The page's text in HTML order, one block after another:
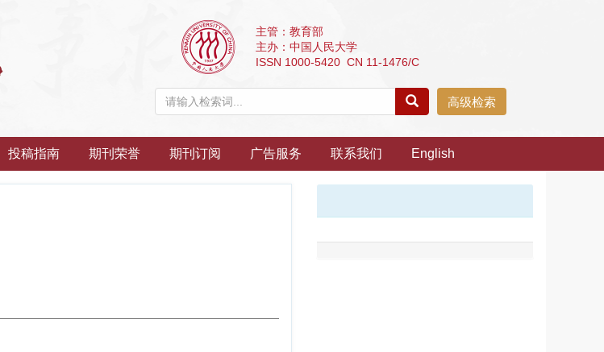
主管：教育部
主办：中国人民大学
ISSN 1000-5420 CN 11-1476/C
高级检索
投稿指南 期刊荣誉 期刊订阅 广告服务 联系我们 English